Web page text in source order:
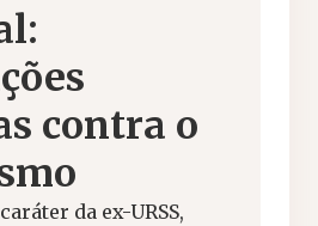
contra o
da ex-URSS,